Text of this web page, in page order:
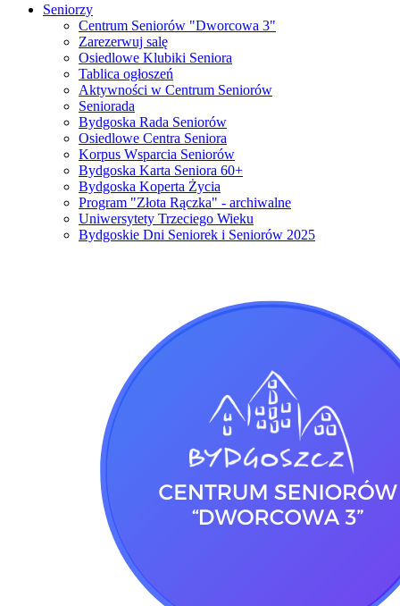
Seniorzy
Centrum Seniorów "Dworcowa 3"
Zarezerwuj salę
Osiedlowe Klubiki Seniora
Tablica ogłoszeń
Aktywności w Centrum Seniorów
Seniorada
Bydgoska Rada Seniorów
Osiedlowe Centra Seniora
Korpus Wsparcia Seniorów
Bydgoska Karta Seniora 60+
Bydgoska Koperta Życia
Program "Złota Rączka" - archiwalne
Uniwersytety Trzeciego Wieku
Bydgoskie Dni Seniorek i Seniorów 2025